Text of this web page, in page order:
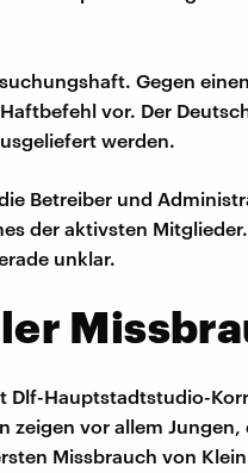
Gegen
vor. Der
werden.
Betreiber und
der aktivsten
unklar.
Dlf-Hauptstadtstudio-
zeigen vor allem Jungen,
Missbrauch von